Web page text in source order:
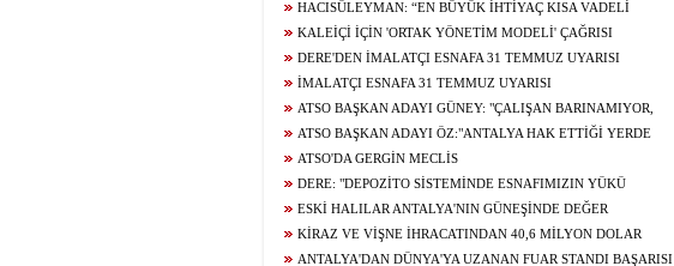
HACISÜLEYMAN: “EN BÜYÜK İHTİYAÇ KISA VADELİ
FİNANSMANA ERİŞİM”
KALEİÇİ İÇİN 'ORTAK YÖNETİM MODELİ' ÇAĞRISI
DERE'DEN İMALATÇI ESNAFA 31 TEMMUZ UYARISI
İMALATÇI ESNAFA 31 TEMMUZ UYARISI
ATSO BAŞKAN ADAYI GÜNEY: "ÇALIŞAN BARINAMIYOR,
ŞEHİRDE KALAMIYOR"
ATSO BAŞKAN ADAYI ÖZ:"ANTALYA HAK ETTİĞİ YERDE
DEĞİL"ATSO'DA GERGİN MECLİS
DERE: "DEPOZİTO SİSTEMİNDE ESNAFIMIZIN YÜKÜ
ARTMAMALI"
ESKİ HALILAR ANTALYA'NIN GÜNEŞİNDE DEĞER
KAZANIYOR
KİRAZ VE VİŞNE İHRACATINDAN 40,6 MİLYON DOLAR
ANTALYA'DAN DÜNYA'YA UZANAN FUAR STANDI BAŞARISI